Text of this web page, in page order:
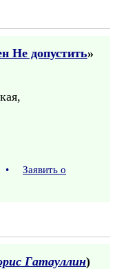
Не допустить»
•
Заявить о
Гатауллин)